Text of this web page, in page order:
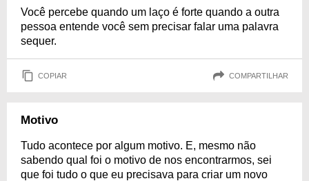
Você percebe quando um laço é forte quando a outra
pessoa entende você sem precisar falar uma palavra
sequer.
COPIAR COMPARTILHAR
Motivo
Tudo acontece por algum motivo. E, mesmo não
sabendo qual foi o motivo de nos encontrarmos, sei
que foi tudo o que eu precisava para criar um novo